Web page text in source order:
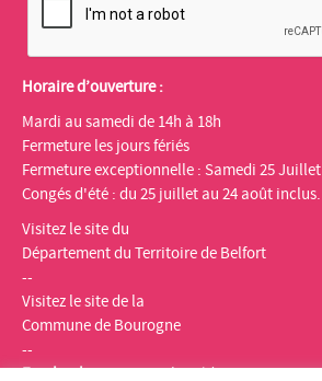
Horaire d’ouverture :
Mardi au samedi de 14h à 18h
Fermeture les jours fériés
Fermeture exceptionnelle : Samedi 25 Juillet
Congés d'été : du 25 juillet au 24 août inclus.
Visitez le site du
Département du Territoire de Belfort
--
Visitez le site de la
Commune de Bourogne
--
Facebook:Espace multimédia Gantner